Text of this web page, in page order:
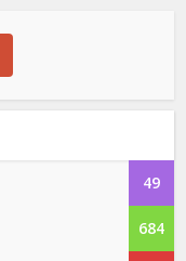
49
684